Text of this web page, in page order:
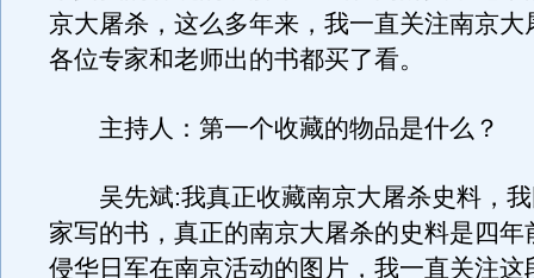
京大屠杀，这么多年来，我一直关注南京大
各位专家和老师出的书都买了看。
主持人：第一个收藏的物品是什么？
吴先斌:我真正收藏南京大屠杀史料，我
家写的书，真正的南京大屠杀的史料是四年
侵华日军在南京活动的图片，我一直关注这